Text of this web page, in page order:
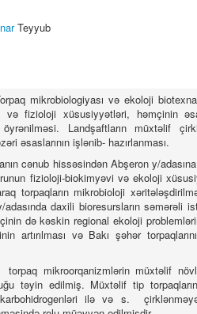
Teyyub
mikrobiologiyası və ekoloji
və fizioloji xüsusiyyətləri, həmçinin
Landşaftların müxtəlif
əsaslarının işlənib- hazırlanması.
cənub hissəsindən Abşeron y/
fizioloji-biokimyəvi və ekoloji
torpaqların mikrobioloji
daxili bioresursların səmərəli
də kəskin regional ekoloji
artırılması və Bakı şəhər
mikroorqanizmlərin müxtəlif
təyin edilmiş. Müxtəlif tip
ilə və s.